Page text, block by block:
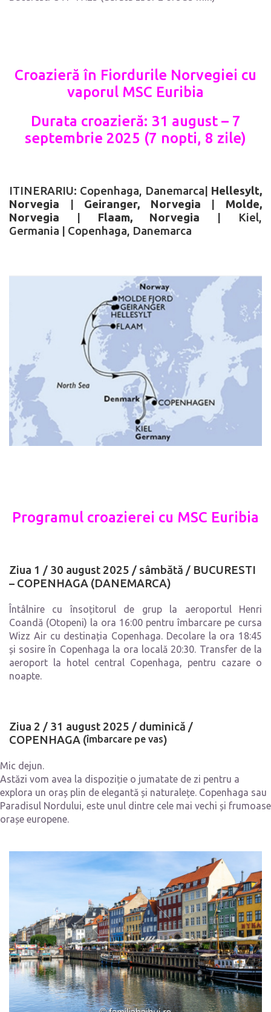
Croazieră în Fiordurile Norvegiei cu
vaporul MSC Euribia
Durata croazieră: 31 august – 7
septembrie 2025 (7 nopti, 8 zile)
ITINERARIU: Copenhaga, Danemarca
Hellesylt,
Norvegia
Geiranger, Norvegia
Molde,
Norvegia
Flaam, Norvegia
Kiel,
Germania
Copenhaga, Danemarca
Programul croazierei cu MSC Euribia
Ziua 1 / 30 august 2025 / sâmbătă / BUCURESTI
– COPENHAGA (DANEMARCA)
Întâlnire cu însoțitorul de grup la aeroportul Henri
Coandă (Otopeni) la ora 16:00 pentru îmbarcare pe cursa
Wizz Air cu destinația Copenhaga. Decolare la ora 18:45
și sosire în Copenhaga la ora locală 20:30. Transfer de la
aeroport la hotel central Copenhaga, pentru cazare o
noapte.
Ziua 2 / 31 august 2025 / duminică /
COPENHAGA (îmbarcare pe vas)
Mic dejun.
Astăzi vom avea la dispoziție o jumatate de zi pentru a
explora un oraș plin de elegantă și naturalețe. Copenhaga sau
Paradisul Nordului, este unul dintre cele mai vechi și frumoase
orașe europene.